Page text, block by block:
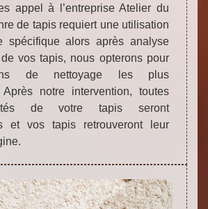
appel à l’entreprise Atelier du
de tapis requiert une utilisation
spécifique alors après analyse
vos tapis, nous opterons pour
de nettoyage les plus
Après notre intervention, toutes
de votre tapis seront
et vos tapis retrouveront leur